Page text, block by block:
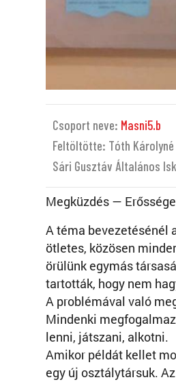
Csoport neve: Masni5.b
Feltöltötte: Tóth Károlyné
Sári Gusztáv Általános
Megküzdés —
A téma bevezetésénél
ötletes, közösen
örülünk egymás
tartották, hogy nem
A problémával való
Mindenki
lenni, játszani, alkotni.
Amikor példát kellet
egy új osztálytársuk.